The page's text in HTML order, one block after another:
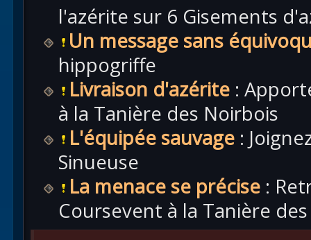
l'azérite sur 6 Gisements
Un message sans
hippogriffe
Livraison d'azérite :
à la Tanière des Noirbois
L'équipée sauvage :
Sinueuse
La menace se précise :
Coursevent à la Tanière